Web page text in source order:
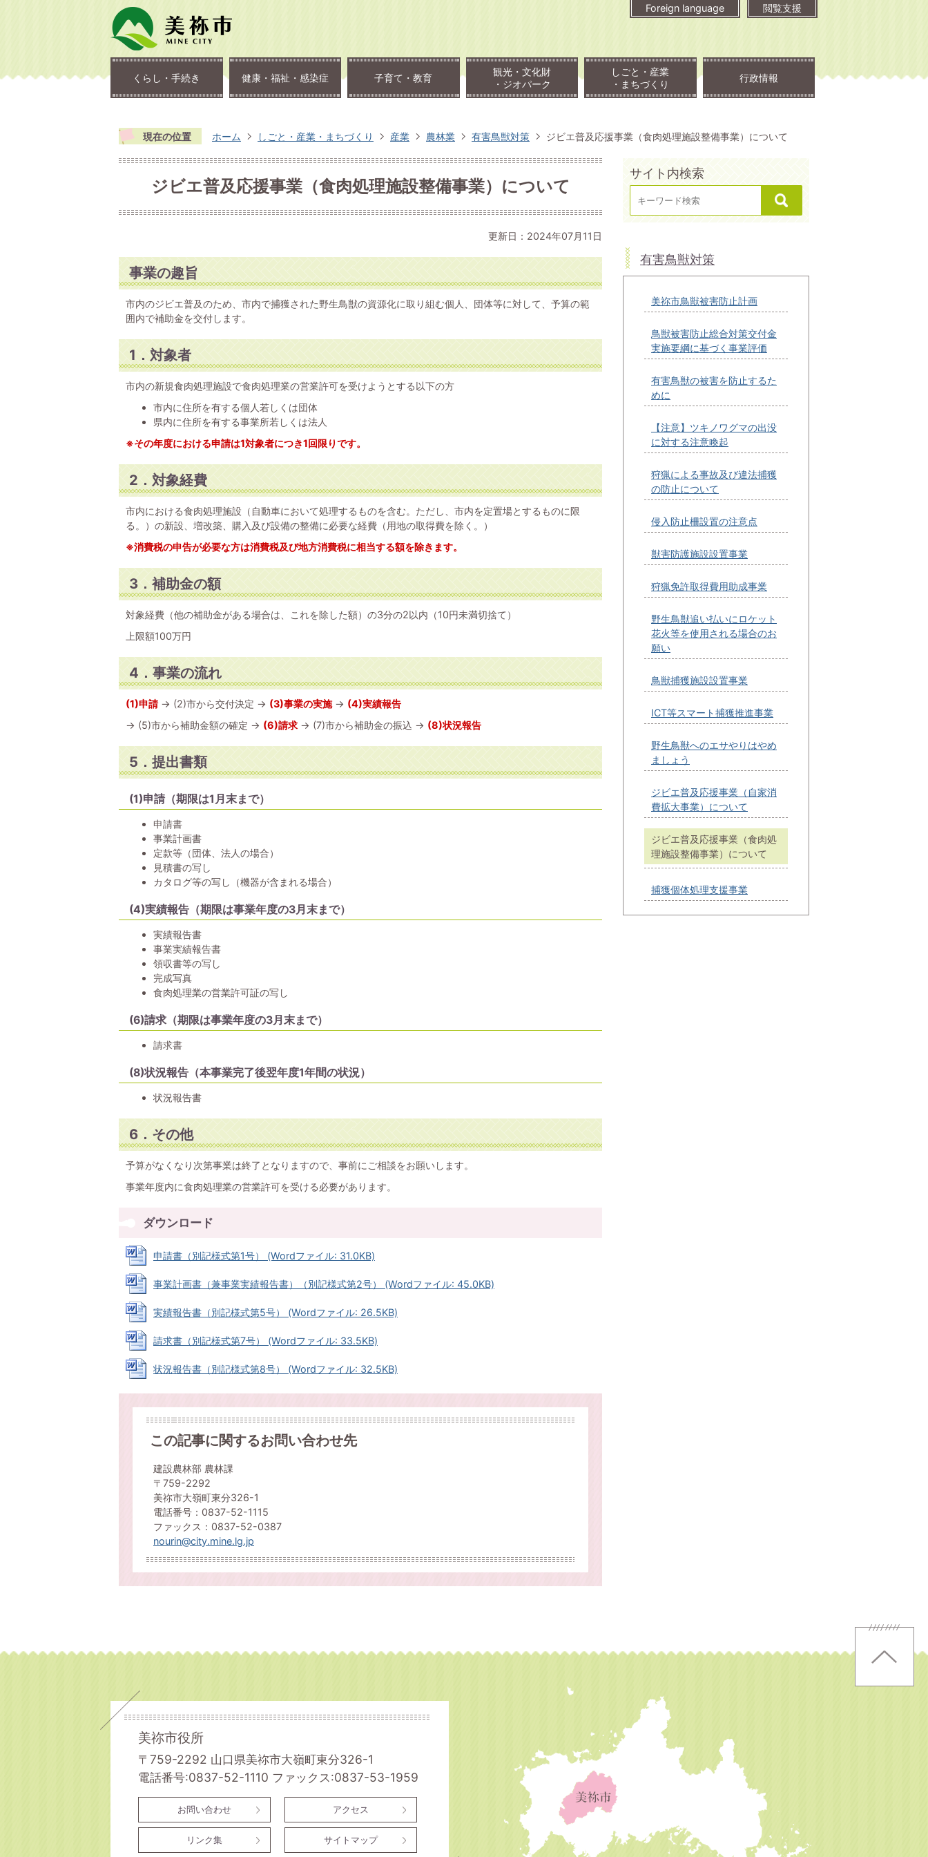
Foreign language 閲覧支援
くらし・手続き 健康・福祉・感染症 子育て・教育
観光・文化財
・ジオパーク
しごと・産業
・まちづくり
行政情報
現在の位置 ホーム しごと・産業・まちづくり 産業 農林業 有害鳥獣対策 ジビエ普及応援事業（食肉処理施設整備事業）について
ジビエ普及応援事業（食肉処理施設整備事業）について
更新日：2024年07月11日
事業の趣旨
市内のジビエ普及のため、市内で捕獲された野生鳥獣の資源化に取り組む個人、団体等に対して、予算の範
囲内で補助金を交付します。
1．対象者
市内の新規食肉処理施設で食肉処理業の営業許可を受けようとする以下の方
市内に住所を有する個人若しくは団体
県内に住所を有する事業所若しくは法人
※その年度における申請は1対象者につき1回限りです。
2．対象経費
市内における食肉処理施設（自動車において処理するものを含む。ただし、市内を定置場とするものに限
る。）の新設、増改築、購入及び設備の整備に必要な経費（用地の取得費を除く。）
※消費税の申告が必要な方は消費税及び地方消費税に相当する額を除きます。
3．補助金の額
対象経費（他の補助金がある場合は、これを除した額）の3分の2以内（10円未満切捨て）
上限額100万円
4．事業の流れ
(1)申請→ (2)市から交付決定 → (3)事業の実施→ (4)実績報告
→ (5)市から補助金額の確定 → (6)請求 → (7)市から補助金の振込 → (8)状況報告
5．提出書類
(1)申請（期限は1月末まで）
申請書
事業計画書
定款等（団体、法人の場合）
見積書の写し
カタログ等の写し（機器が含まれる場合）
(4)実績報告（期限は事業年度の3月末まで）
実績報告書
事業実績報告書
領収書等の写し
完成写真
食肉処理業の営業許可証の写し
(6)請求（期限は事業年度の3月末まで）
請求書
(8)状況報告（本事業完了後翌年度1年間の状況）
状況報告書
6．その他
予算がなくなり次第事業は終了となりますので、事前にご相談をお願いします。
事業年度内に食肉処理業の営業許可を受ける必要があります。
ダウンロード
申請書（別記様式第1号） (Wordファイル: 31.0KB)
事業計画書（兼事業実績報告書）（別記様式第2号） (Wordファイル: 45.0KB)
実績報告書（別記様式第5号） (Wordファイル: 26.5KB)
請求書（別記様式第7号） (Wordファイル: 33.5KB)
状況報告書（別記様式第8号） (Wordファイル: 32.5KB)
この記事に関するお問い合わせ先
建設農林部 農林課
〒759-2292
美祢市大嶺町東分326-1
電話番号：0837-52-1115
ファックス：0837-52-0387
nourin@city.mine.lg.jp
サイト内検索
有害鳥獣対策
美祢市鳥獣被害防止計画
鳥獣被害防止総合対策交付金
実施要綱に基づく事業評価
有害鳥獣の被害を防止するた
めに
【注意】ツキノワグマの出没
に対する注意喚起
狩猟による事故及び違法捕獲
の防止について
侵入防止柵設置の注意点
獣害防護施設設置事業
狩猟免許取得費用助成事業
野生鳥獣追い払いにロケット
花火等を使用される場合のお
願い
鳥獣捕獲施設設置事業
ICT等スマート捕獲推進事業
野生鳥獣へのエサやりはやめ
ましょう
ジビエ普及応援事業（自家消
費拡大事業）について
ジビエ普及応援事業（食肉処
理施設整備事業）について
捕獲個体処理支援事業
美祢市役所
〒759-2292 山口県美祢市大嶺町東分326-1
電話番号:0837-52-1110 ファックス:0837-53-1959
お問い合わせ アクセス
リンク集 サイトマップ